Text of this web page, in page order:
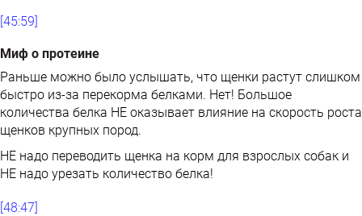
[45:59]
Миф о протеине
Раньше можно было услышать, что щенки растут слишком
быстро из-за перекорма белками. Нет! Большое
количества белка HE оказывает влияние на скорость роста
щенков крупных пород.
HЕ надо переводить щенка на корм для взрослых собак и
НЕ надо урезать количество белка!
[48:47]